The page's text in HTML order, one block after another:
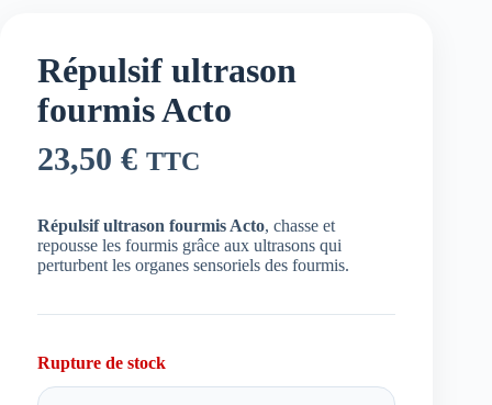
Répulsif ultrason
fourmis Acto
23,50 € TTC
Répulsif ultrason fourmis Acto, chasse et
repousse les fourmis grâce aux ultrasons qui
perturbent les organes sensoriels des fourmis.
Rupture de stock